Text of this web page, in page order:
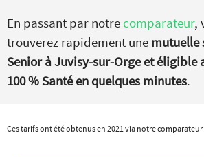
En passant par notre comparateur,
trouverez rapidement une mutuelle
Senior à Juvisy-sur-Orge et éligible
100 % Santé en quelques minutes.
Ces tarifs ont été obtenus en 2021 via notre